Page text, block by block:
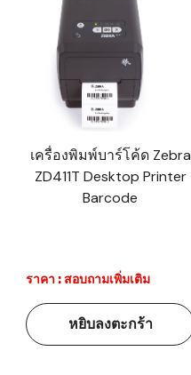
เครื่องพิมพ์บาร์โค้ด Zebra
ZD411T Desktop Printer
Barcode
ราคา : สอบถามเพิ่มเติม
หยิบลงตะกร้า